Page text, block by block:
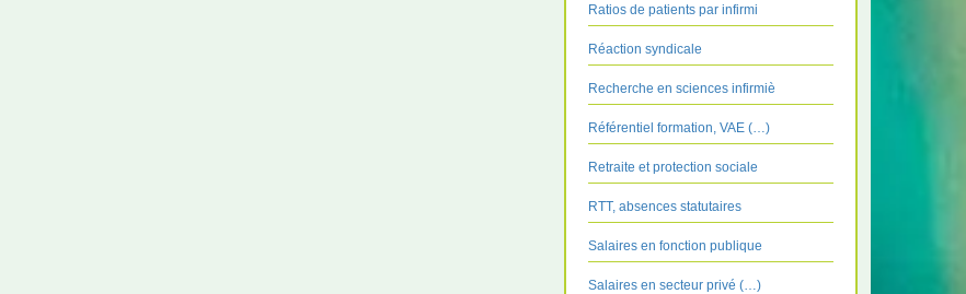
Ratios de patients par infirmi
Réaction syndicale
Recherche en sciences infirmiè
Référentiel formation, VAE (…)
Retraite et protection sociale
RTT, absences statutaires
Salaires en fonction publique
Salaires en secteur privé (…)